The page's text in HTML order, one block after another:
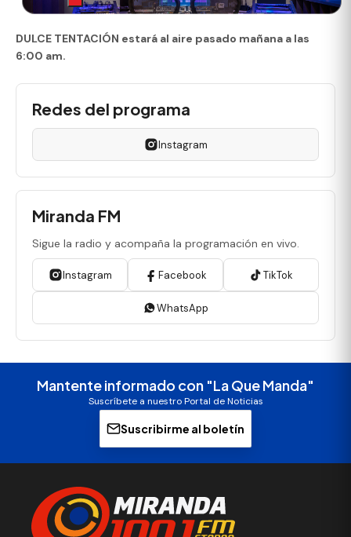
DULCE TENTACIÓN estará al aire pasado mañana a las
6:00 am.
Redes del programa
Instagram
Miranda FM
Sigue la radio y acompaña la programación en vivo.
Instagram Facebook TikTok
WhatsApp
Mantente informado con "La Que Manda"
Suscríbete a nuestro Portal de Noticias
Suscribirme al boletín